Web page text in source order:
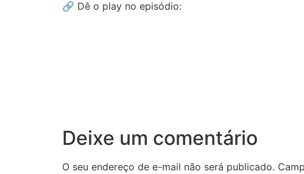
🔗 Dê o play no episódio:
Deixe um comentário
O seu endereço de e-mail não será publicado.